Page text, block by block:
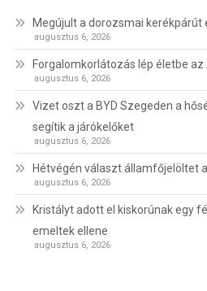
Megújult a dorozsmai kerékpárút
augusztus 6, 2026
Forgalomkorlátozás lép életbe
augusztus 6, 2026
Vizet oszt a BYD Szegeden a
segítik a járókelőket
augusztus 6, 2026
Hétvégén választ államfőjelöltet
augusztus 6, 2026
Kristályt adott el kiskorúnak egy
emeltek ellene
augusztus 6, 2026